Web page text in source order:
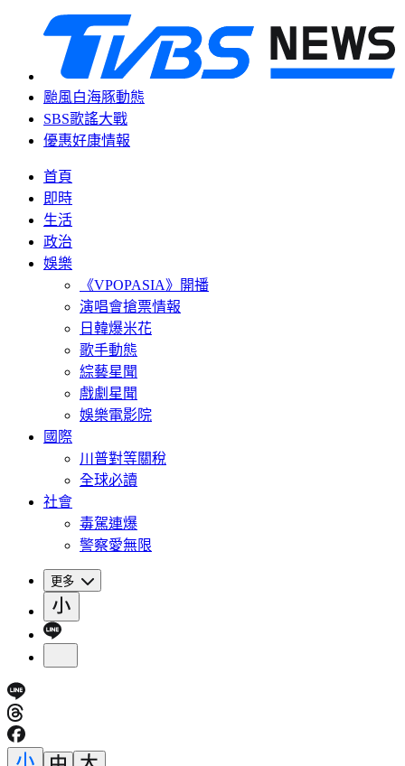
颱風白海豚動態
SBS歌謠大戰
優惠好康情報
首頁
即時
生活
政治
娛樂
《VPOPASIA》開播
演唱會搶票情報
日韓爆米花
歌手動態
綜藝星聞
戲劇星聞
娛樂電影院
國際
川普對等關稅
全球必讀
社會
毒駕連爆
警察愛無限
更多